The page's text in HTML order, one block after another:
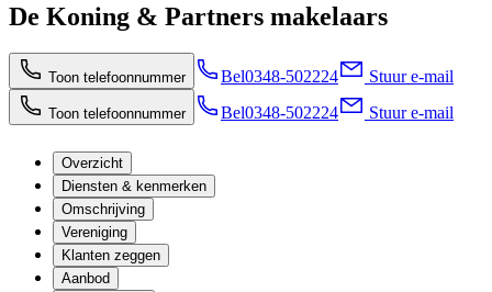
De Koning & Partners makelaars
Toon telefoonnummer Bel0348-502224 Stuur e-mail
Toon telefoonnummer Bel0348-502224 Stuur e-mail
Overzicht
Diensten & kenmerken
Omschrijving
Vereniging
Klanten zeggen
Aanbod